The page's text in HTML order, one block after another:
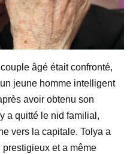
âgé était confronté,
jeune homme intelligent
avoir obtenu son
a quitté le nid familial,
vers la capitale. Tolya a
et a même